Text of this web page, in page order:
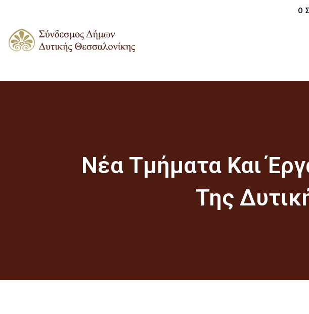
Ο
Νέα Τμήματα Και
Της
Ο